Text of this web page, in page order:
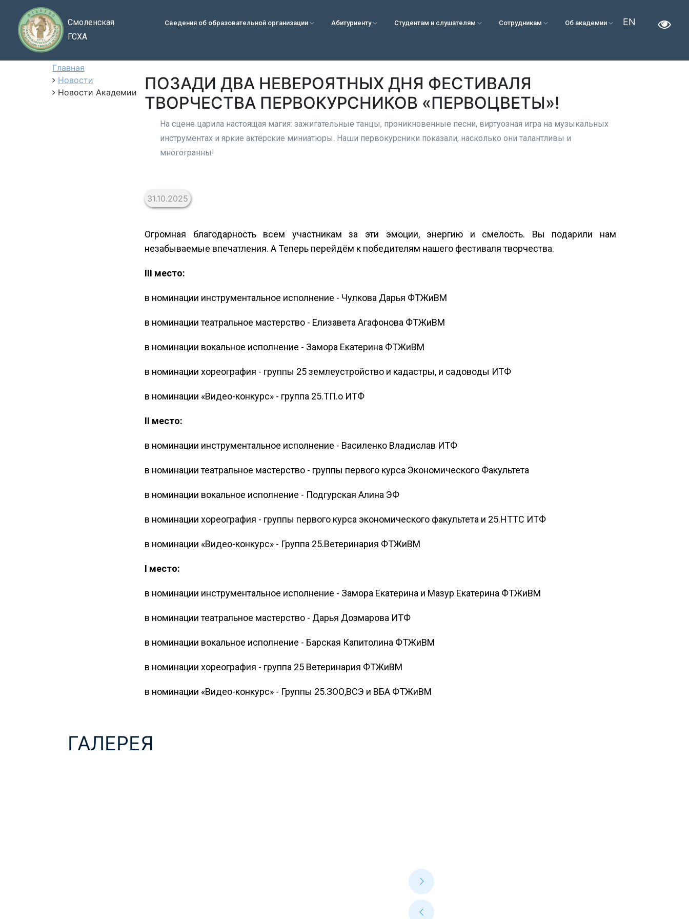
Смоленская
ГСХА
Сведения об образовательной организации Абитуриенту Студентам и слушателям Сотрудникам Об академии EN
Главная
Новости
Новости Академии
ПОЗАДИ ДВА НЕВЕРОЯТНЫХ ДНЯ ФЕСТИВАЛЯ
ТВОРЧЕСТВА ПЕРВОКУРСНИКОВ «ПЕРВОЦВЕТЫ»!
На сцене царила настоящая магия: зажигательные танцы, проникновенные песни, виртуозная игра на музыкальных
инструментах и яркие актёрские миниатюры. Наши первокурсники показали, насколько они талантливы и
многогранны!
31.10.2025
Огромная благодарность всем участникам за эти эмоции, энергию и смелость. Вы подарили нам
незабываемые впечатления. А Теперь перейдём к победителям нашего фестиваля творчества.
III место:
в номинации инструментальное исполнение - Чулкова Дарья ФТЖиВМ
в номинации театральное мастерство - Елизавета Агафонова ФТЖиВМ
в номинации вокальное исполнение - Замора Екатерина ФТЖиВМ
в номинации хореография - группы 25 землеустройство и кадастры, и садоводы ИТФ
в номинации «Видео-конкурс» - группа 25.ТП.о ИТФ
II место:
в номинации инструментальное исполнение - Василенко Владислав ИТФ
в номинации театральное мастерство - группы первого курса Экономического Факультета
в номинации вокальное исполнение - Подгурская Алина ЭФ
в номинации хореография - группы первого курса экономического факультета и 25.НТТС ИТФ
в номинации «Видео-конкурс» - Группа 25.Ветеринария ФТЖиВМ
I место:
в номинации инструментальное исполнение - Замора Екатерина и Мазур Екатерина ФТЖиВМ
в номинации театральное мастерство - Дарья Дозмарова ИТФ
в номинации вокальное исполнение - Барская Капитолина ФТЖиВМ
в номинации хореография - группа 25 Ветеринария ФТЖиВМ
в номинации «Видео-конкурс» - Группы 25.ЗОО,ВСЭ и ВБА ФТЖиВМ
ГАЛЕРЕЯ